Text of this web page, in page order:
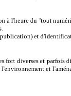
à l'heure du "tout
et
fort diverses et parfois
et